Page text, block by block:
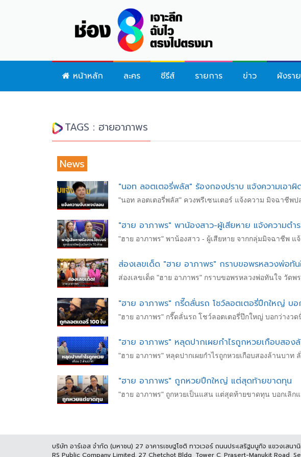
หน้าหลัก ละคร ซีรีส์ รายการ ข่าว ผังรา
TAGS : ฮายอาภาพร
News
"นอท ลอตเตอรี่พลัส" ร้องกองปราบ แจ้งความเอา
"นอท ลอตเตอรี่พลัส" ควงพรีเซนเตอร์ แจ้งความ มิจฉาชีพ
"ฮาย อาภาพร" พาน้องสาว-ผู้เสียหาย แจ้งความต
"ฮาย อาภาพร" พาน้องสาว - ผู้เสียหาย จากกลุ่มมิจฉาชีพ แ
ส่องเลขเด็ด "ฮาย อาภาพร" กราบขอพรหลวงพ่อทัน
ส่องเลขเด็ด "ฮาย อาภาพร" กราบขอพรหลวงพ่อทันใจ วัดพ
"ฮาย อาภาพร" กรี๊ดลั่นรถ โชว์ลอตเตอรี่ปึกใหญ่ บอ
"ฮาย อาภาพร" กรี๊ดลั่นรถ โชว์ลอตเตอรี่ปึกใหญ่ บอกว่างวด
"ฮาย อาภาพร" หลุดปากเผยกำไรถูกหวยเกือบสอ
"ฮาย อาภาพร" หลุดปากเผยกำไรถูกหวยเกือบสองล้านบาท
"ฮาย อาภาพร" ถูกหวยปึกใหญ่ แต่สุดท้ายขาดทุน
"ฮาย อาภาพร" ถูกหวยเป็นแสน แต่สุดท้ายขาดทุน บอกเลิก
บริษัท อาร์เอส จำกัด (มหาชน) 27 อาคารเชษฐโชติ ทาวเวอร์ ถนนประเสริฐมนูกิจ แขวงเสน